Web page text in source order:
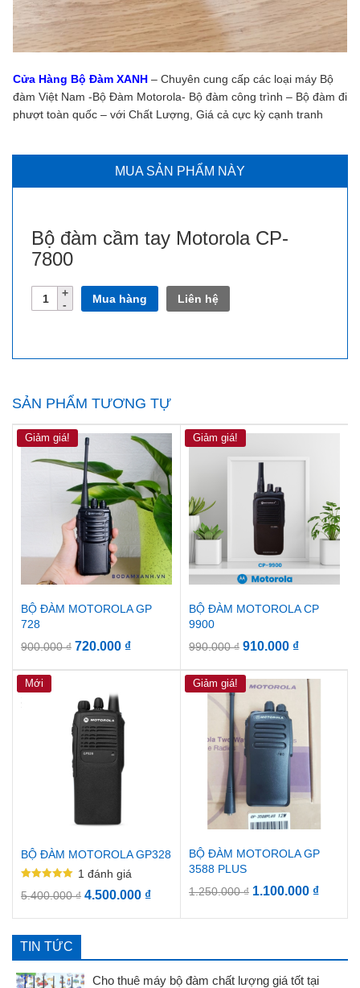
Cửa Hàng Bộ Đàm XANH – Chuyên cung cấp các loại máy Bộ
đàm Việt Nam -Bộ Đàm Motorola- Bộ đàm công trình – Bộ đàm đi
phượt toàn quốc – với Chất Lượng, Giá cả cực kỳ cạnh tranh
MUA SẢN PHẨM NÀY
Bộ đàm cầm tay Motorola CP-
7800
Số
lượng
Mua hàng Liên hệ
SẢN PHẨM TƯƠNG TỰ
Giảm giá!
BỘ ĐÀM MOTOROLA GP
728
900.000₫ 720.000 ₫
Giảm giá!
BỘ ĐÀM MOTOROLA CP
9900
990.000₫ 910.000 ₫
Mới
BỘ ĐÀM MOTOROLA GP328
hạng
5 sao
1 đánh giá
5.400.000₫ 4.500.000 ₫
Giảm giá!
BỘ ĐÀM MOTOROLA GP
3588 PLUS
1.250.000₫ 1.100.000 ₫
TIN TỨC
Cho thuê máy bộ đàm chất lượng giá tốt tại